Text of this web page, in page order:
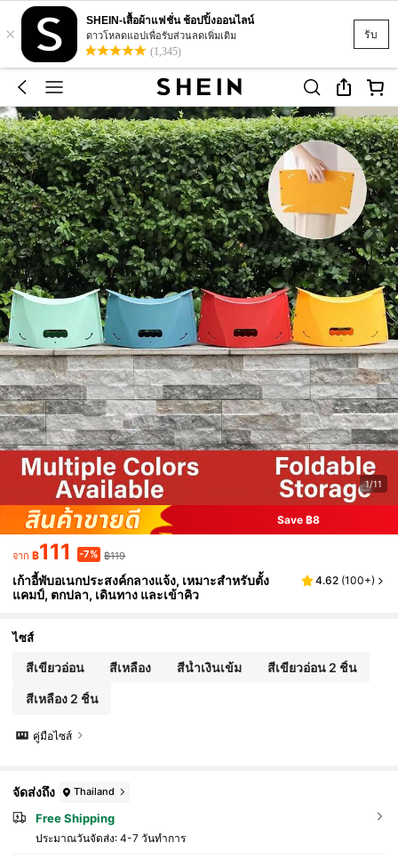
รับ
×
SHEIN-เสื้อผ้าแฟชั่น ช้อปปิ้งออนไลน์
ดาวโหลดแอปเพื่อรับส่วนลดเพิ่มเติม
(1,345)
1/11
Save ฿8
จาก ฿111 -7% ฿119
เก้าอี้พับอเนกประสงค์กลางแจ้ง, เหมาะสำหรับตั้ง
แคมป์, ตกปลา, เดินทาง และเข้าคิว
4.62 (100+)
ไซส์
สีเขียวอ่อน สีเหลือง สีน้ำเงินเข้ม สีเขียวอ่อน 2 ชิ้น
สีเหลือง 2 ชิ้น
คู่มือไซส์
จัดส่งถึง Thailand
Free Shipping
ประมาณวันจัดส่ง: 4-7 วันทำการ